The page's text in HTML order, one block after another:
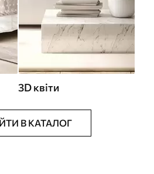
3D квіти
В КАТАЛОГ